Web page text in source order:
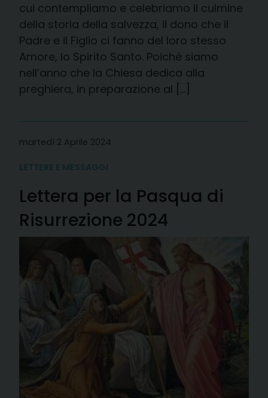
cui contempliamo e celebriamo il culmine
della storia della salvezza, il dono che il
Padre e il Figlio ci fanno del loro stesso
Amore, lo Spirito Santo. Poiché siamo
nell’anno che la Chiesa dedica alla
preghiera, in preparazione al […]
martedì 2 Aprile 2024
LETTERE E MESSAGGI
Lettera per la Pasqua di
Risurrezione 2024